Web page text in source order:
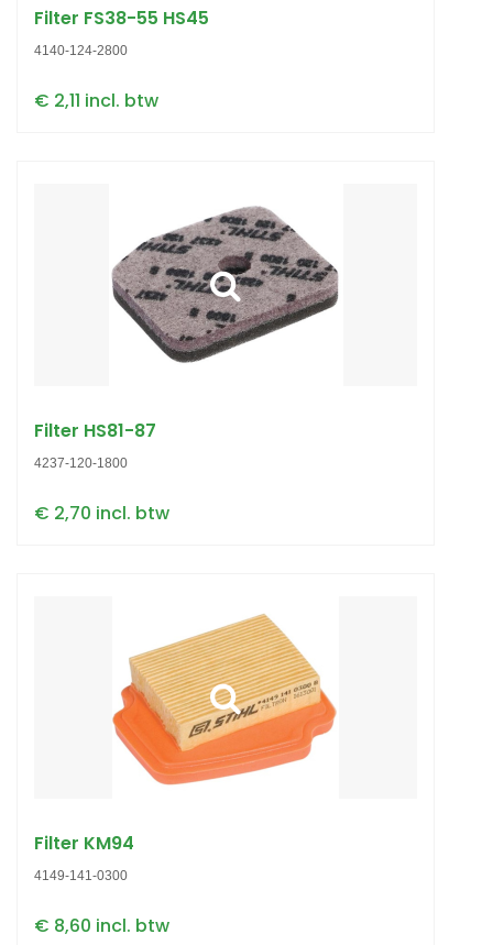
Filter FS38-55 HS45
4140-124-2800
€ 2,11 incl. btw
Filter HS81-87
4237-120-1800
€ 2,70 incl. btw
Filter KM94
4149-141-0300
€ 8,60 incl. btw